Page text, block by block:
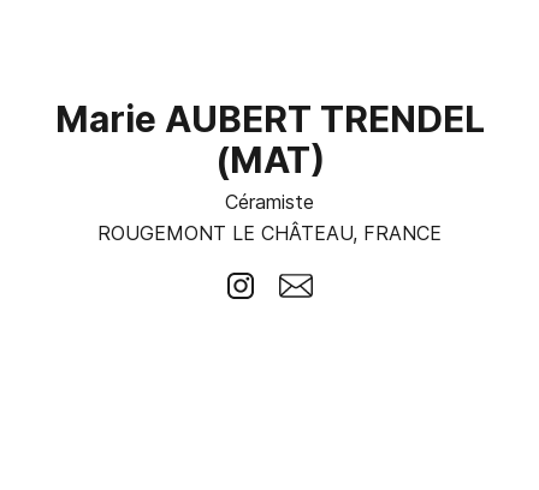
Marie AUBERT TRENDEL
(MAT)
Céramiste
ROUGEMONT LE CHÂTEAU, FRANCE